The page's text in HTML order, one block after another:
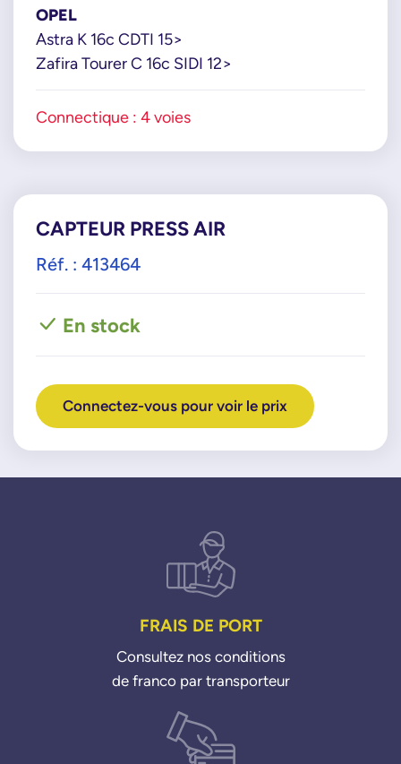
OPEL
Astra K 16c CDTI 15>
Zafira Tourer C 16c SIDI 12>
Connectique : 4 voies
CAPTEUR PRESS AIR
Réf. : 413464
En stock
Connectez-vous pour voir le prix
FRAIS DE PORT
Consultez nos conditions
de franco par transporteur